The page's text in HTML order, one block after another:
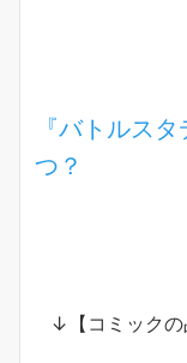
『バトルス
つ？
↓【コミック